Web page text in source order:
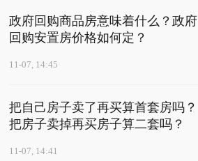
政府回购商品房意味着什么？政府
回购安置房价格如何定？
11-07, 14:45
把自己房子卖了再买算首套房吗？
把房子卖掉再买房子算二套吗？
11-07, 14:41